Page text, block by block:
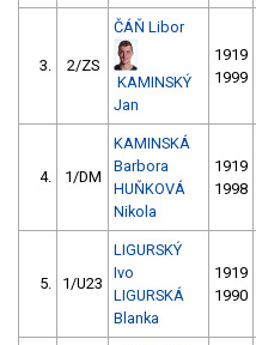
3. 2/ZS
ČÁŇ Libor
KAMINSKÝ
Jan
1919
1999
4. 1/DM
KAMINSKÁ
Barbora
HUŇKOVÁ
Nikola
1919
1998
5. 1/U23
LIGURSKÝ
Ivo
LIGURSKÁ
Blanka
1919
1990